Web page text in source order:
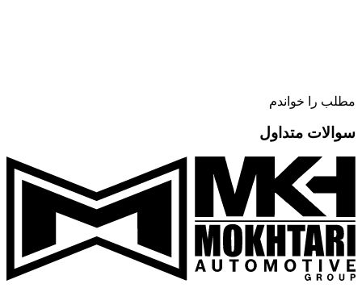
مطلب را خواندم
سوالات متداول